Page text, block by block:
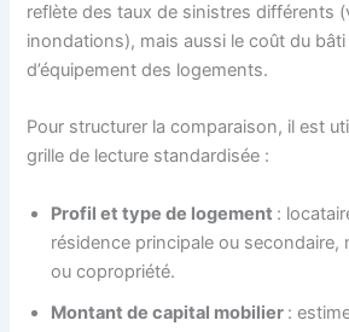
reflète des taux de sinistres différents
inondations), mais aussi le coût du
d’équipement des logements.
Pour structurer la comparaison, il est
grille de lecture standardisée :
Profil et type de logement :
résidence principale ou secondaire,
ou copropriété.
Montant de capital mobilier :